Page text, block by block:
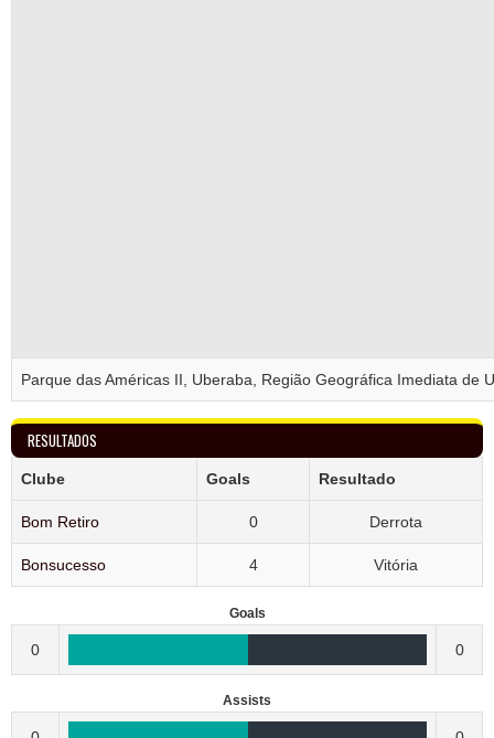
Parque das Américas II, Uberaba, Região Geográfica Imediata
RESULTADOS
Clube Goals Resultado
Bom Retiro 0 Derrota
Bonsucesso 4 Vitória
Goals
0 0
Assists